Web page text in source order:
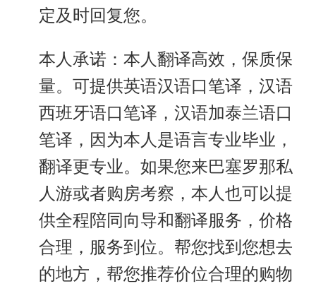
定及时回复您。
本人承诺：本人翻译高效，保质保
量。可提供英语汉语口笔译，汉语
西班牙语口笔译，汉语加泰兰语口
笔译，因为本人是语言专业毕业，
翻译更专业。如果您来巴塞罗那私
人游或者购房考察，本人也可以提
供全程陪同向导和翻译服务，价格
合理，服务到位。帮您找到您想去
的地方，帮您推荐价位合理的购物